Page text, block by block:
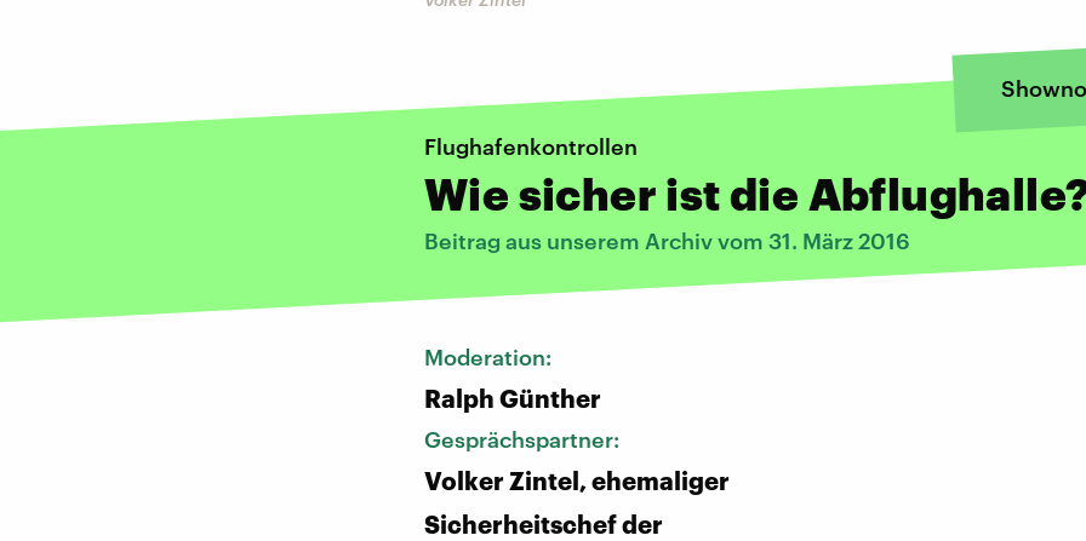
Flughafenkontrollen
Wie sicher ist die
Beitrag aus unserem Archiv vom 31. März 2016
Moderation:
Ralph Günther
Gesprächspartner:
Volker Zintel, ehemaliger
Sicherheitschef der